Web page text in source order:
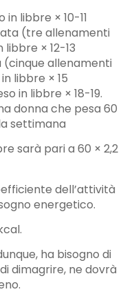
in libbre × 10-11
(tre allenamenti
× 12-13
(cinque allenamenti
libbre × 15
in libbre × 18-19.
donna che pesa 60
settimana
sarà pari a 60 × 2,2
dell’attività
energetico.
ha bisogno di
dimagrire, ne dovrà